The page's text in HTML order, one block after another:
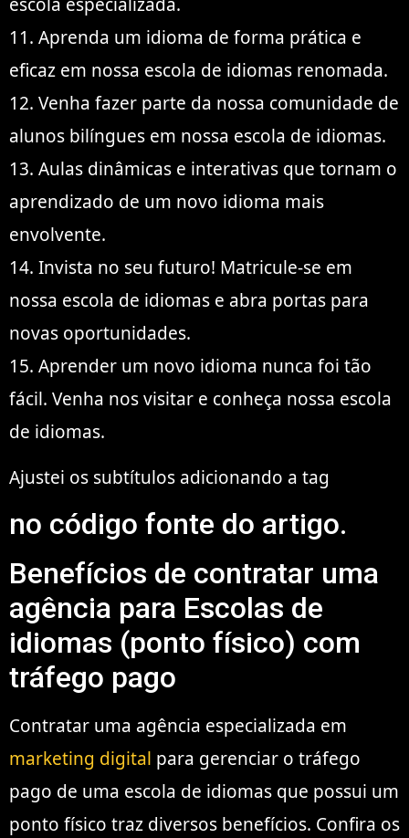
11. Aprenda um idioma de forma prática e
eficaz em nossa escola de idiomas renomada.
12. Venha fazer parte da nossa comunidade de
alunos bilíngues em nossa escola de idiomas.
13. Aulas dinâmicas e interativas que tornam o
aprendizado de um novo idioma mais
envolvente.
14. Invista no seu futuro! Matricule-se em
nossa escola de idiomas e abra portas para
novas oportunidades.
15. Aprender um novo idioma nunca foi tão
fácil. Venha nos visitar e conheça nossa escola
de idiomas.
Ajustei os subtítulos adicionando a tag
no código fonte do artigo.
Benefícios de contratar uma
agência para Escolas de
idiomas (ponto físico) com
tráfego pago
Contratar uma agência especializada em
marketing digital para gerenciar o tráfego
pago de uma escola de idiomas que possui um
ponto físico traz diversos benefícios. Confira os